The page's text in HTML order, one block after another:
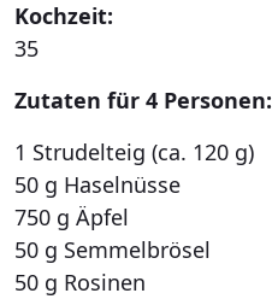
Kochzeit:
35
Zutaten für 4 Personen:
1 Strudelteig (ca. 120 g)
50 g Haselnüsse
750 g Äpfel
50 g Semmelbrösel
50 g Rosinen